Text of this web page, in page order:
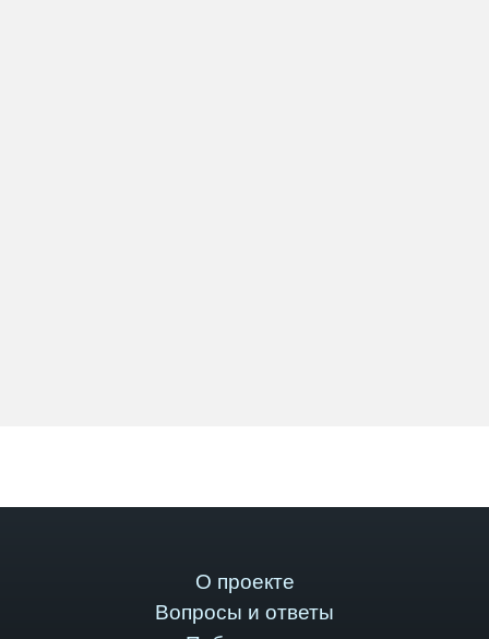
О проекте
Вопросы и ответы